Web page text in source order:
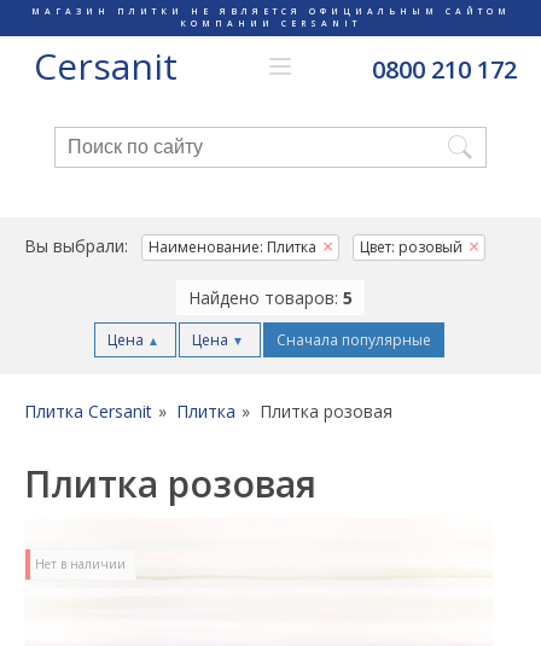
МАГАЗИН ПЛИТКИ НЕ ЯВЛЯЕТСЯ ОФИЦИАЛЬНЫМ САЙТОМ
КОМПАНИИ CERSANIT
Cersanit 0800 210 172
Вы выбрали: Наименование: Плитка Цвет: розовый
Найдено товаров: 5
Цена ▲ Цена ▼ Сначала популярные
Плитка Cersanit Плитка Плитка розовая
Плитка розовая
Нет в наличии